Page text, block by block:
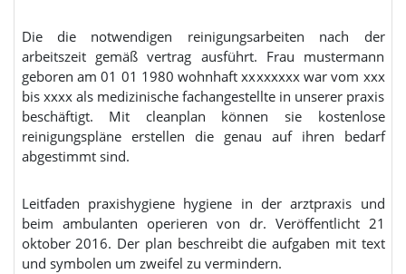
Die die notwendigen reinigungsarbeiten nach der
arbeitszeit gemäß vertrag ausführt. Frau mustermann
geboren am 01 01 1980 wohnhaft xxxxxxxx war vom xxx
bis xxxx als medizinische fachangestellte in unserer praxis
beschäftigt. Mit cleanplan können sie kostenlose
reinigungspläne erstellen die genau auf ihren bedarf
abgestimmt sind.
Leitfaden praxishygiene hygiene in der arztpraxis und
beim ambulanten operieren von dr. Veröffentlicht 21
oktober 2016. Der plan beschreibt die aufgaben mit text
und symbolen um zweifel zu vermindern.